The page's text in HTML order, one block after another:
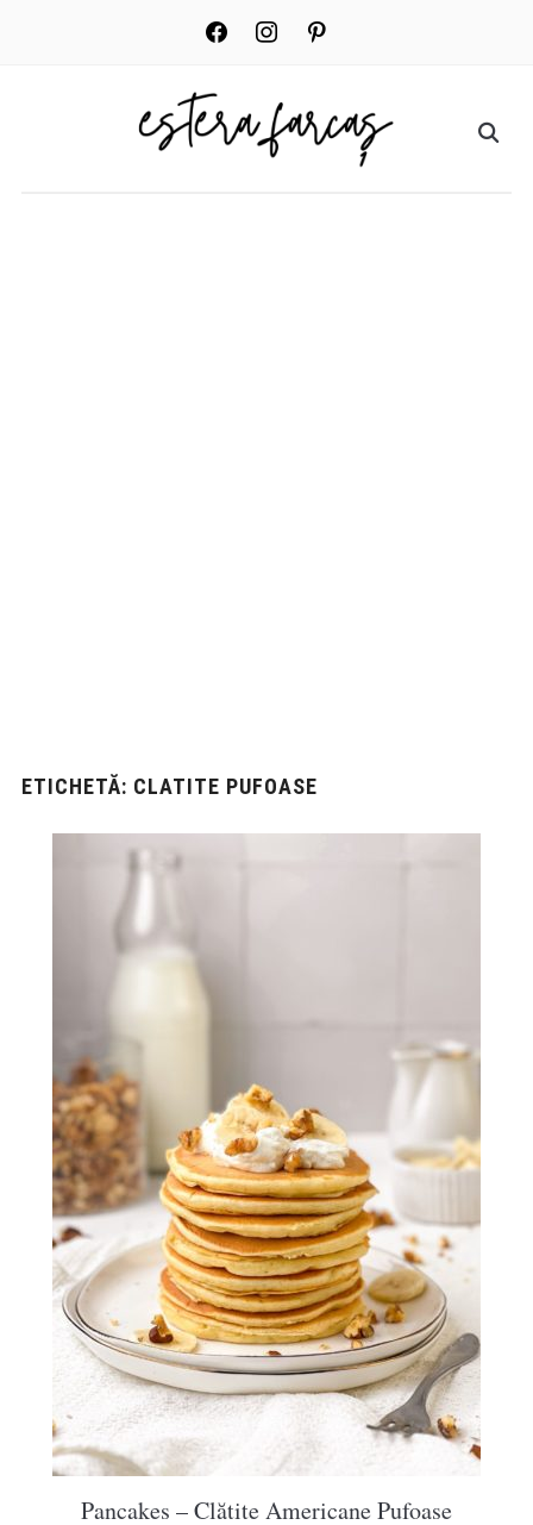
facebook instagrampinterest
ETICHETĂ: CLATITE PUFOASE
Pancakes – Clătite Americane Pufoase